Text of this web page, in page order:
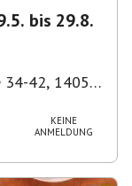
Deutsche Football Liga (GFL) 9.5. bis 29.8.
42, 14055
KEINE
ANMELDUNG